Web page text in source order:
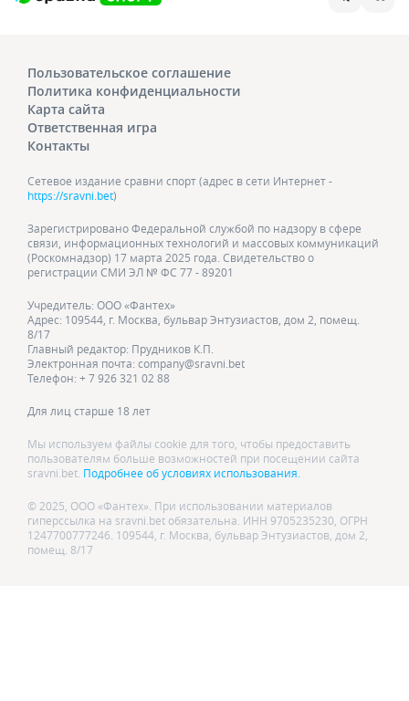
Пользовательское соглашение
Политика конфиденциальности
Карта сайта
Ответственная игра
Контакты
Сетевое издание сравни спорт (адрес в сети Интернет -
https://sravni.bet)
Зарегистрировано Федеральной службой по надзору в сфере
связи, информационных технологий и массовых коммуникаций
(Роскомнадзор) 17 марта 2025 года. Свидетельство о
регистрации СМИ ЭЛ № ФС 77 - 89201
Учредитель: ООО «Фантех»
Адрес: 109544, г. Москва, бульвар Энтузиастов, дом 2, помещ.
8/17
Главный редактор: Прудников К.П.
Электронная почта: company@sravni.bet
Телефон: + 7 926 321 02 88
Для лиц старше 18 лет
Мы используем файлы cookie для того, чтобы предоставить
пользователям больше возможностей при посещении сайта
sravni.bet. Подробнее об условиях использования.
© 2025, ООО «Фантех». При использовании материалов
гиперссылка на sravni.bet обязательна. ИНН 9705235230, ОГРН
1247700777246. 109544, г. Москва, бульвар Энтузиастов, дом 2,
помещ. 8/17